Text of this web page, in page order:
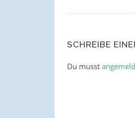
SCHREIBE
Du musst